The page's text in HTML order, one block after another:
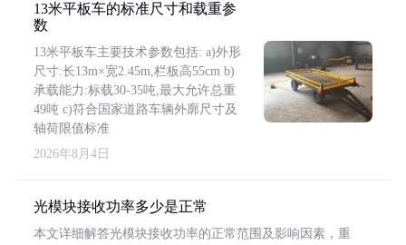
13米平板车的标准尺寸和载重参
数
13米平板车主要技术参数包括: a)外形
尺寸:长13m×宽2.45m,栏板高55cm b)
承载能力:标载30-35吨,最大允许总重
49吨 c)符合国家道路车辆外廓尺寸及
轴荷限值标准
2026年8月4日
光模块接收功率多少是正常
本文详细解答光模块接收功率的正常范围及影响因素，重